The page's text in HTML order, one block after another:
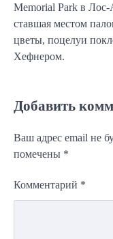
Memorial Park в
ставшая местом
цветы, поцелуи
Хефнером.
Добавить
Ваш адрес email не
помечены *
Комментарий *